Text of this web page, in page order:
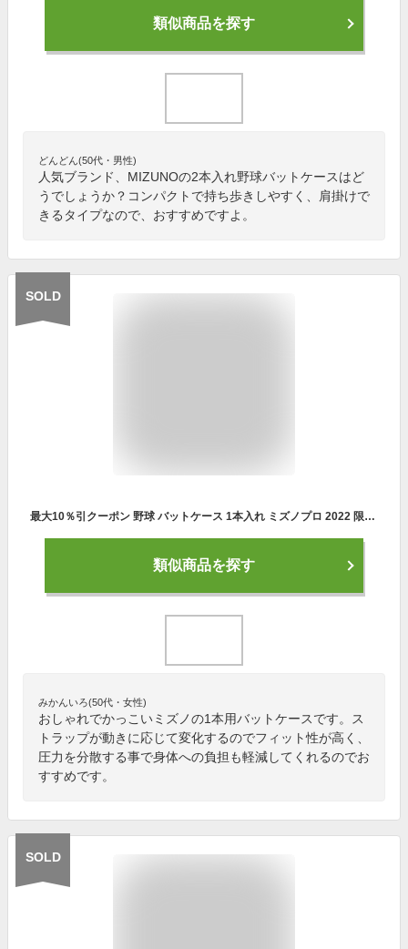
類似商品を探す
どんどん(50代・男性)
人気ブランド、MIZUNOの2本入れ野球バットケースはど
うでしょうか？コンパクトで持ち歩きしやすく、肩掛けで
きるタイプなので、おすすめですよ。
SOLD
最大10％引クーポン 野球 バットケース 1本入れ ミズノプロ 2022 限定モデル 1FJT240595 1FJT240596 楽天スーパーSALE RakutenスーパーSALE
類似商品を探す
みかんいろ(50代・女性)
おしゃれでかっこいミズノの1本用バットケースです。ス
トラップが動きに応じて変化するのでフィット性が高く、
圧力を分散する事で身体への負担も軽減してくれるのでお
すすめです。
SOLD